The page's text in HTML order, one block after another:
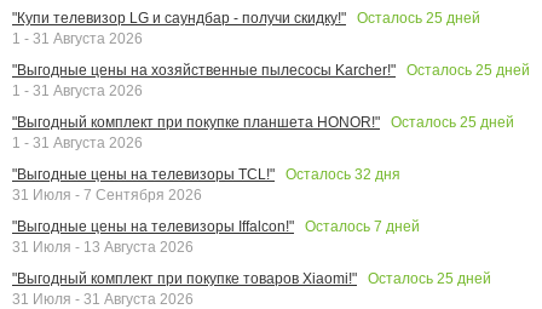
"Купи телевизор LG и саундбар - получи скидку!"
Осталось 25 дней
1 - 31 Августа 2026
"Выгодные цены на хозяйственные пылесосы Karcher!"
Осталось 25 дней
1 - 31 Августа 2026
"Выгодный комплект при покупке планшета HONOR!"
Осталось 25 дней
1 - 31 Августа 2026
"Выгодные цены на телевизоры TCL!"
Осталось 32 дня
31 Июля - 7 Сентября 2026
"Выгодные цены на телевизоры Iffalcon!"
Осталось 7 дней
31 Июля - 13 Августа 2026
"Выгодный комплект при покупке товаров Xiaomi!"
Осталось 25 дней
31 Июля - 31 Августа 2026